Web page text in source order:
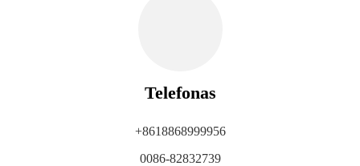
Telefonas
+8618868999956
0086-82832739